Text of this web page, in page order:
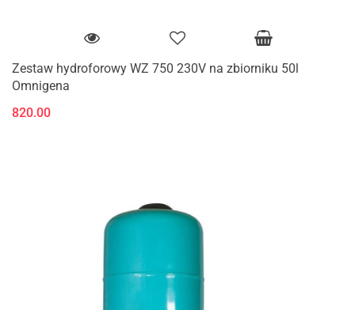
Zestaw hydroforowy WZ 750 230V na zbiorniku 50l
Omnigena
820.00